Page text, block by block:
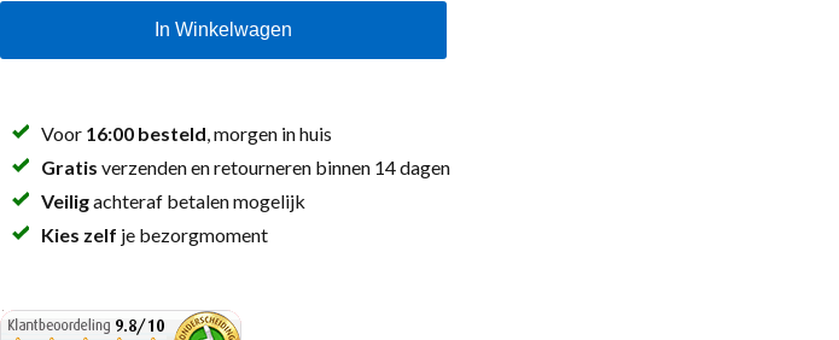
In Winkelwagen
Voor 16:00 besteld , morgen in huis
Gratis verzenden en retourneren binnen 14 dagen
Veiligachteraf betalen mogelijk
Kies zelf je bezorgmoment